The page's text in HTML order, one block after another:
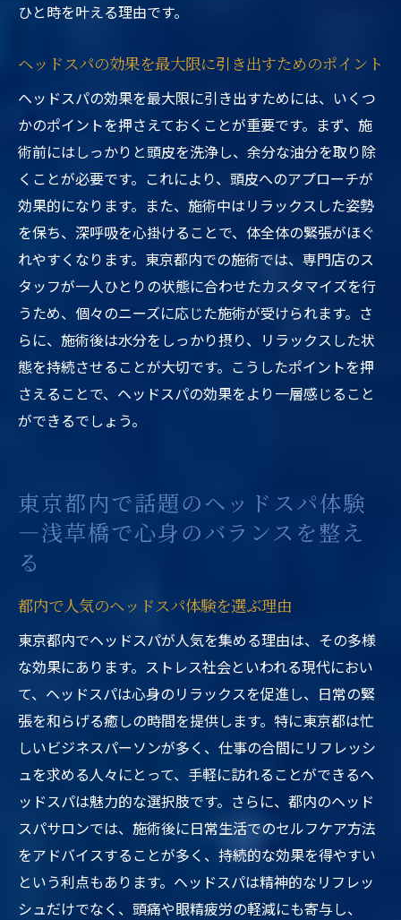
ひと時を叶える理由です。
ヘッドスパの効果を最大限に引き出すためのポイント
ヘッドスパの効果を最大限に引き出すためには、いくつ
かのポイントを押さえておくことが重要です。まず、施
術前にはしっかりと頭皮を洗浄し、余分な油分を取り除
くことが必要です。これにより、頭皮へのアプローチが
効果的になります。また、施術中はリラックスした姿勢
を保ち、深呼吸を心掛けることで、体全体の緊張がほぐ
れやすくなります。東京都内での施術では、専門店のス
タッフが一人ひとりの状態に合わせたカスタマイズを行
うため、個々のニーズに応じた施術が受けられます。さ
らに、施術後は水分をしっかり摂り、リラックスした状
態を持続させることが大切です。こうしたポイントを押
さえることで、ヘッドスパの効果をより一層感じること
ができるでしょう。
東京都内で話題のヘッドスパ体験
—浅草橋で心身のバランスを整え
る
都内で人気のヘッドスパ体験を選ぶ理由
東京都内でヘッドスパが人気を集める理由は、その多様
な効果にあります。ストレス社会といわれる現代におい
て、ヘッドスパは心身のリラックスを促進し、日常の緊
張を和らげる癒しの時間を提供します。特に東京都は忙
しいビジネスパーソンが多く、仕事の合間にリフレッシ
ュを求める人々にとって、手軽に訪れることができるヘ
ッドスパは魅力的な選択肢です。さらに、都内のヘッド
スパサロンでは、施術後に日常生活でのセルフケア方法
をアドバイスすることが多く、持続的な効果を得やすい
という利点もあります。ヘッドスパは精神的なリフレッ
シュだけでなく、頭痛や眼精疲労の軽減にも寄与し、